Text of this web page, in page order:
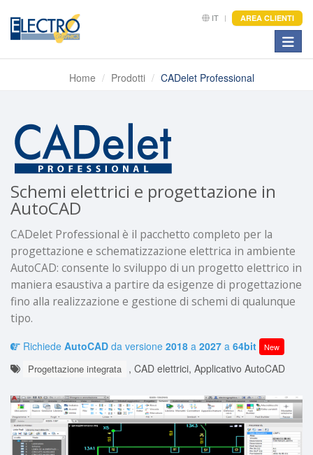
IT AREA CLIENTI
Home Prodotti CADelet Professional
Schemi elettrici e progettazione in
AutoCAD
CADelet Professional è il pacchetto completo per la
progettazione e schematizzazione elettrica in ambiente
AutoCAD: consente lo sviluppo di un progetto elettrico in
maniera esaustiva a partire da esigenze di progettazione
fino alla realizzazione e gestione di schemi di qualunque
tipo.
Richiede AutoCAD da versione 2018 a 2027 a 64bit New
Progettazione integrata , CAD elettrici, Applicativo AutoCAD